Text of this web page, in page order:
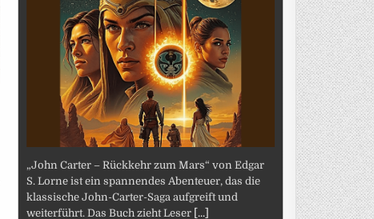
„John Carter – Rückkehr zum Mars“ von Edgar
S. Lorne ist ein spannendes Abenteuer, das die
klassische John-Carter-Saga aufgreift und
weiterführt. Das Buch zieht Leser [...]